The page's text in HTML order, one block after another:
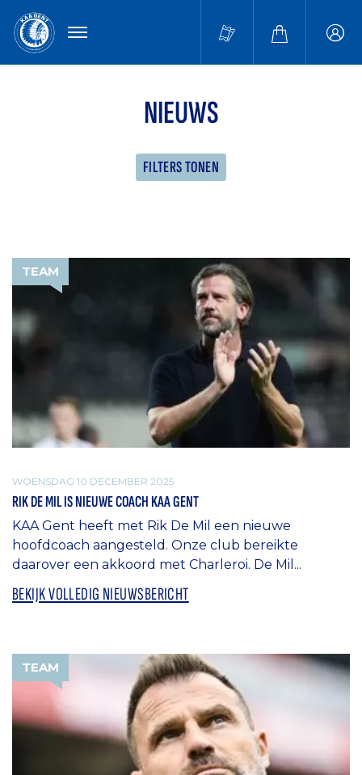
MENU
NIEUWS
FILTERS TONEN
TEAM
WOENSDAG 10 DECEMBER 2025
RIK DE MIL IS NIEUWE COACH KAA GENT
KAA Gent heeft met Rik De Mil een nieuwe
hoofdcoach aangesteld. Onze club bereikte
daarover een akkoord met Charleroi. De Mil...
BEKIJK VOLLEDIG NIEUWSBERICHT
TEAM